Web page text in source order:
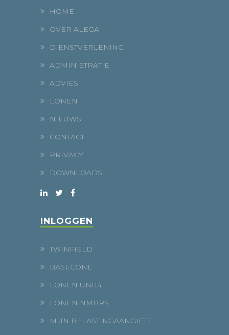
HOME
OVER ALEGA
DIENSTVERLENING
ADMINISTRATIE
ADVIES
LONEN
NIEUWS
CONTACT
PRIVACY
DOWNLOADS
INLOGGEN
TWINFIELD
BASECONE
LONEN UNIT4
LONEN NMBRS
MIJN BELASTINGAANGIFTE